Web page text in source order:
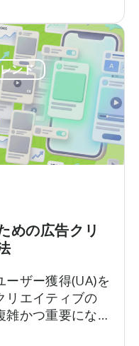
なかなか得難い
れらのプロダ
か、そしてそ
に機能するか
ンド
めの広告クリ
ザー獲得(UA)を
リエイティブの
雑かつ重要にな